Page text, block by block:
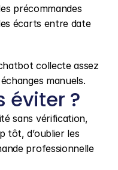
précommandes
écarts entre date
collecte assez
manuels.
éviter ?
sans vérification,
tôt, d’oublier les
professionnelle